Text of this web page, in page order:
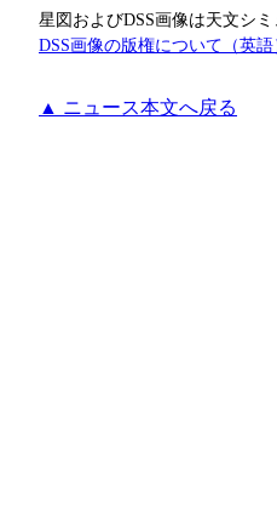
星図およびDSS画像は天文シ
DSS画像の版権について（英語
▲ ニュース本文へ戻る